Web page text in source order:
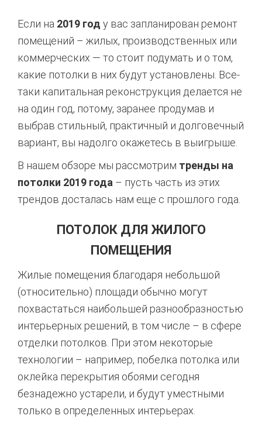
Если на 2019 год у вас запланирован ремонт
помещений – жилых, производственных или
коммерческих — то стоит подумать и о том,
какие потолки в них будут установлены. Все-
таки капитальная реконструкция делается не
на один год, потому, заранее продумав и
выбрав стильный, практичный и долговечный
вариант, вы надолго окажетесь в выигрыше.
В нашем обзоре мы рассмотрим тренды на
потолки 2019 года – пусть часть из этих
трендов досталась нам еще с прошлого года.
ПОТОЛОК ДЛЯ ЖИЛОГО
ПОМЕЩЕНИЯ
Жилые помещения благодаря небольшой
(относительно) площади обычно могут
похвастаться наибольшей разнообразностью
интерьерных решений, в том числе – в сфере
отделки потолков. При этом некоторые
технологии – например, побелка потолка или
оклейка перекрытия обоями сегодня
безнадежно устарели, и будут уместными
только в определенных интерьерах.